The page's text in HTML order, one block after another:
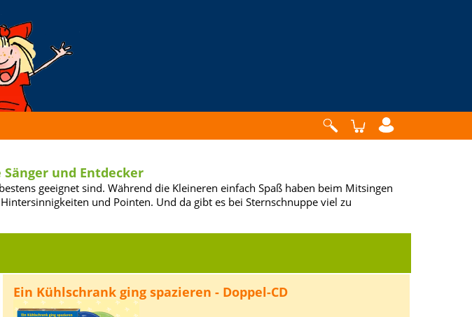
und Entdecker
geeignet sind. Während die Kleineren einfach Spaß haben beim Mitsingen
und Pointen. Und da gibt es bei Sternschnuppe viel zu
Ein Kühlschrank ging spazieren - Doppel-CD